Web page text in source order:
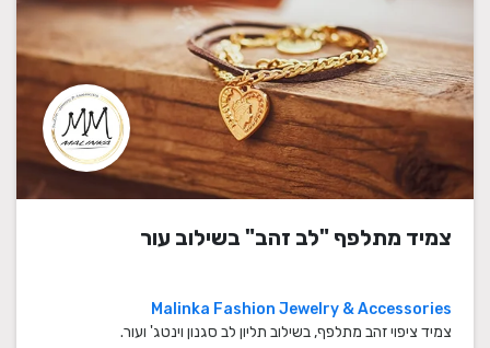
צמיד מתלפף "לב זהב" בשילוב עור
Malinka Fashion Jewelry & Accessories
צמיד ציפוי זהב מתלפף, בשילוב תליון לב סגנון וינטג' ועור.